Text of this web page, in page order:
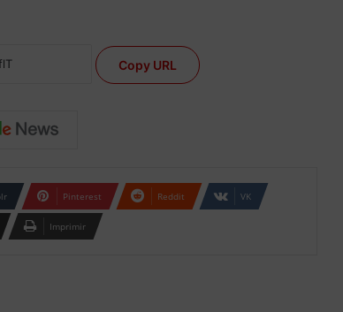
Copy URL
Pinterest Reddit VK
Imprimir